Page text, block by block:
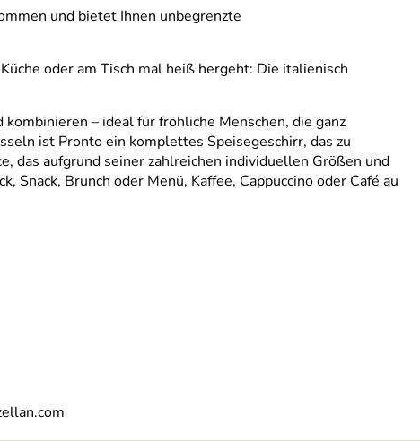
und bietet Ihnen unbegrenzte
oder am Tisch mal heiß hergeht: Die italienisch
– ideal für fröhliche Menschen, die ganz
ist Pronto ein komplettes Speisegeschirr, das zu
das aufgrund seiner zahlreichen individuellen Größen und
Brunch oder Menü, Kaffee, Cappuccino oder Café au